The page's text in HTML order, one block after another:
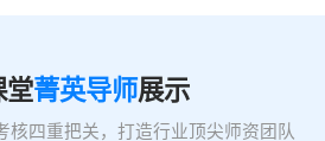
堂菁英导师展示
核四重把关，打造行业顶尖师资团队